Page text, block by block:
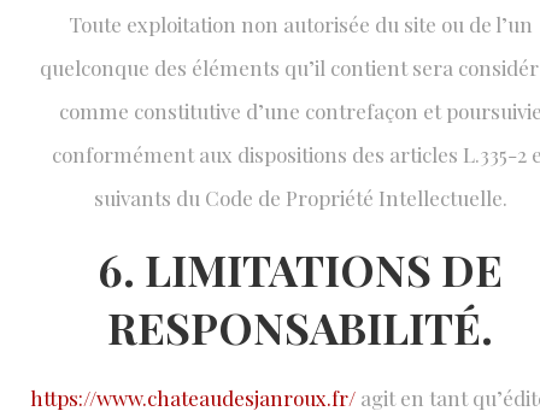
Toute exploitation non autorisée du site ou de l’un
quelconque des éléments qu’il contient sera
comme constitutive d’une contrefaçon et
conformément aux dispositions des articles L.335-2
suivants du Code de Propriété Intellectuelle.
6. LIMITATIONS DE
RESPONSABILITÉ.
https://www.chateaudesjanroux.fr/ agit en tant